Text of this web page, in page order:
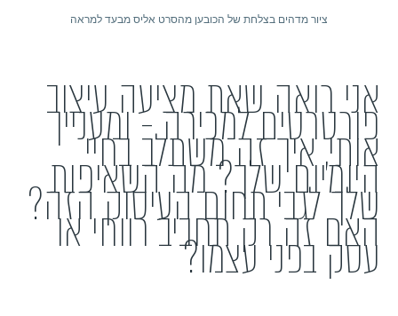
ציור מדהים בצלחת של הכובען מהסרט אליס מבעד למראה
אני רואה שאת מציעה עיצוב
פורטרטים למכירה - ומעניין
אותי, איך זה משתלב בחיי
היומיום שלך? מה השאיפות
שלך לגבי תחום העיסוק הזה?
האם זה רק תחביב רווחי או
עסק בפני עצמו?